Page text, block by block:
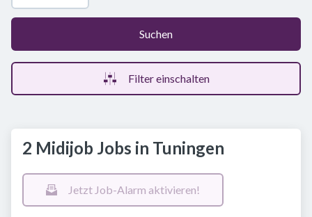
Suchen
Filter einschalten
2 Midijob Jobs in Tuningen
Jetzt Job-Alarm aktivieren!